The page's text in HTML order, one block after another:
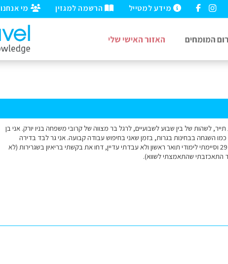
מי אנחנו הרשמה למגזין מידע למטייל
המומחים האזור האישי שלי
לשהות של בין שבוע לשבועיים, לרגל בר מצווה של קרובי משפחה בניו יורק. אני בן
כמו השגחה בבחינות בגרות, בזמן שאני בחיפוש עבודה קבועה. אני גר לבד בדירה
בבעלות הוריי, שאינה רשומה על שמי. לפני זמן רב, כשהייתי בן 29 וסיימתי לימודי תואר ראשון ולא עבדתי עדיין, דחו את בקשתי בריאיון בשגרירות (לא
התאכזבתי שהתאמצתי לשווא).